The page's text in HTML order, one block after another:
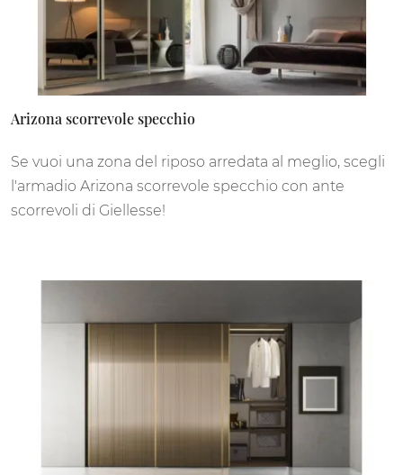
Arizona scorrevole specchio
Se vuoi una zona del riposo arredata al meglio, scegli
l'armadio Arizona scorrevole specchio con ante
scorrevoli di Giellesse!